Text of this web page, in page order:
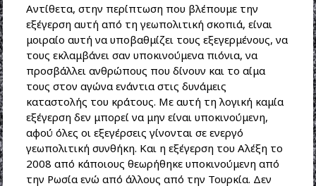
Αντίθετα, στην περίπτωση που βλέπουμε την
εξέγερση αυτή από τη γεωπολιτική σκοπιά, είναι
μοιραίο αυτή να υποβαθμίζει τους εξεγερμένους, να
τους εκλαμβάνει σαν υποκινούμενα πιόνια, να
προσβάλλει ανθρώπους που δίνουν και το αίμα
τους στον αγώνα ενάντια στις δυνάμεις
καταστολής του κράτους. Με αυτή τη λογική καμία
εξέγερση δεν μπορεί να μην είναι υποκινούμενη,
αφού όλες οι εξεγέρσεις γίνονται σε ενεργό
γεωπολιτική συνθήκη. Και η εξέγερση του Αλέξη το
2008 από κάποιους θεωρήθηκε υποκινούμενη από
την Ρωσία ενώ από άλλους από την Τουρκία. Δεν